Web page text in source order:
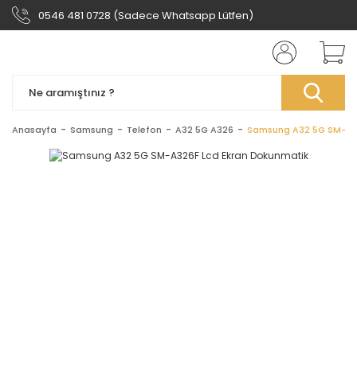
0546 481 0728 (Sadece Whatsapp Lütfen)
Anasayfa Samsung Telefon A32 5G A326 Samsung A32 5G SM-